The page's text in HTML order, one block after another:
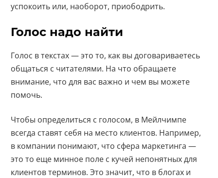
успокоить или, наоборот, приободрить.
Голос надо найти
Голос в текстах — это то, как вы договариваетесь
общаться с читателями. На что обращаете
внимание, что для вас важно и чем вы можете
помочь.
Чтобы определиться с голосом, в Мейлчимпе
всегда ставят себя на место клиентов. Например,
в компании понимают, что сфера маркетинга —
это то еще минное поле с кучей непонятных для
клиентов терминов. Это значит, что в блогах и